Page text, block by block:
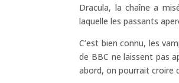
Dracula, la chaîne a
laquelle les passants
C’est bien connu, les
de BBC ne laissent pas
abord, on pourrait croire